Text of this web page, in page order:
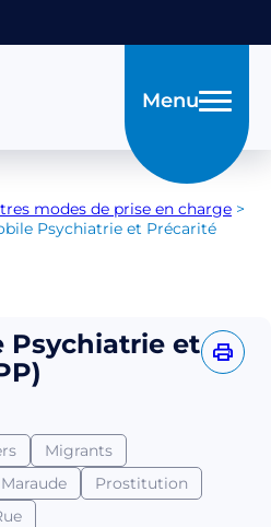
Menu
modes de prise en charge >
Psychiatrie et Précarité
Psychiatrie et
Migrants
Maraude
Prostitution